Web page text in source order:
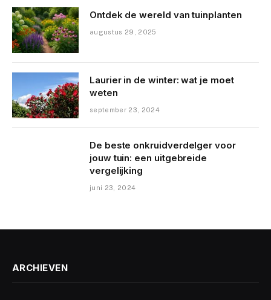
Ontdek de wereld van tuinplanten
augustus 29, 2025
Laurier in de winter: wat je moet
weten
september 23, 2024
De beste onkruidverdelger voor
jouw tuin: een uitgebreide
vergelijking
juni 23, 2024
ARCHIEVEN